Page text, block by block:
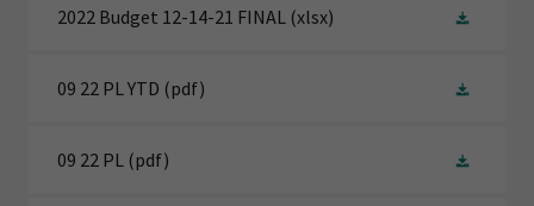
2022 Budget 12-14-21 FINAL (xlsx)
09 22 PL YTD (pdf)
09 22 PL (pdf)